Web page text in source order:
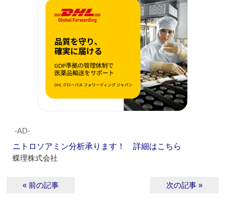
‐AD‐
ニトロソアミン分析承ります！ 詳細はこちら
蝶理株式会社
« 前の記事 次の記事 »